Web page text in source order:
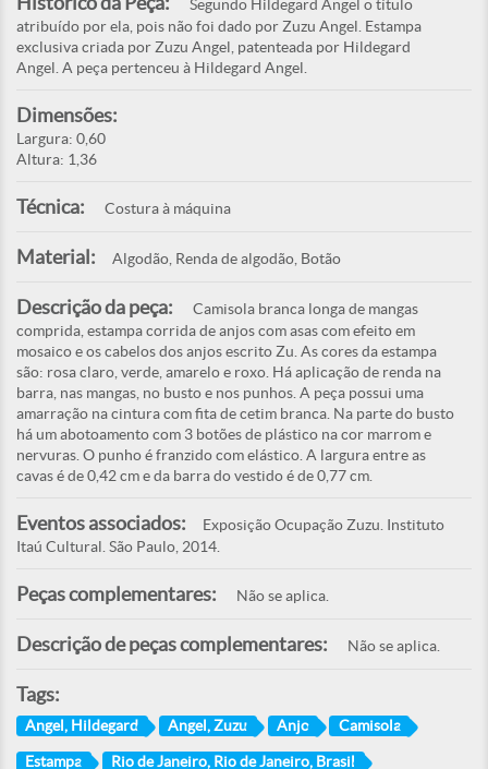
Segundo Hildegard Angel o título
atribuído por ela, pois não foi dado por Zuzu Angel. Estampa
exclusiva criada por Zuzu Angel, patenteada por Hildegard
Angel. A peça pertenceu à Hildegard Angel.
Dimensões:
Largura: 0,60
Altura: 1,36
Técnica: Costura à máquina
Material: Algodão, Renda de algodão, Botão
Descrição da peça:
Camisola branca longa de mangas
comprida, estampa corrida de anjos com asas com efeito em
mosaico e os cabelos dos anjos escrito Zu. As cores da estampa
são: rosa claro, verde, amarelo e roxo. Há aplicação de renda na
barra, nas mangas, no busto e nos punhos. A peça possui uma
amarração na cintura com fita de cetim branca. Na parte do busto
há um abotoamento com 3 botões de plástico na cor marrom e
nervuras. O punho é franzido com elástico. A largura entre as
cavas é de 0,42 cm e da barra do vestido é de 0,77 cm.
Eventos associados:
Exposição Ocupação Zuzu. Instituto
Itaú Cultural. São Paulo, 2014.
Peças complementares: Não se aplica.
Descrição de peças complementares: Não se aplica.
Tags:
Angel, Hildegard Angel, Zuzu Anjo Camisola
Estampa Rio de Janeiro, Rio de Janeiro, Brasil